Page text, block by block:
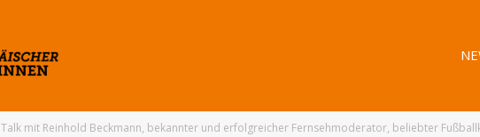
Talk mit Reinhold Beckmann, bekannter und erfolgreicher Fernsehmoderator, beliebter